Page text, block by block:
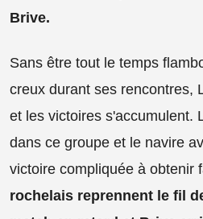
Brive.
Sans être tout le temps
creux durant ses rencontres,
et les victoires s'accumulent.
dans ce groupe et le navire
victoire compliquée à obtenir
rochelais reprennent le fil